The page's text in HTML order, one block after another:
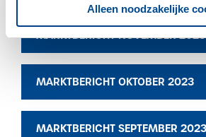
Alleen noodzakelijke
MARKTBERICHT NOVEMBER 2023
MARKTBERICHT OKTOBER 2023
MARKTBERICHT SEPTEMBER 2023